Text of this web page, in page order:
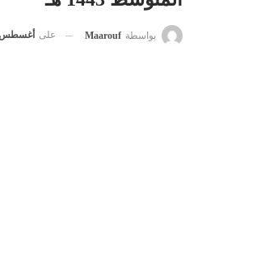
بواسطة Maarouf على أغسطس 9,